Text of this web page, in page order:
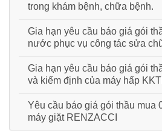
trong khám bệnh, chữa bệnh.
Gia hạn yêu cầu báo giá gói
nước phục vụ công tác sửa
Gia hạn yêu cầu báo giá gói
và kiểm định của máy hấp
Yêu cầu báo giá gói thầu mua
máy giặt RENZACCI